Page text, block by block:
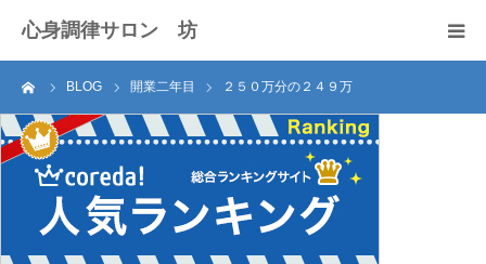
心身調律サロン 坊
BLOG 開業二年目 ２５０万分の２４９万
セラピスト紹介
施術料